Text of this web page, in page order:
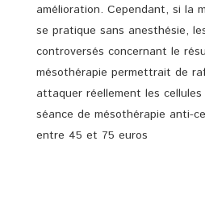
amélioration. Cependant, si la
se pratique sans anesthésie,
controversés concernant le
mésothérapie permettrait de
attaquer réellement les
séance de mésothérapie anti-
entre 45 et 75 euros